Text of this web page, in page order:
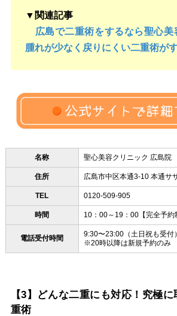
▼関連記事
広島で二重術をするなら聖心美
腫れが少なく戻りにくい二重術が
名称 聖心美容クリニック 広島院
住所 広島市中区本通3-10 本通サ
TEL 0120-509-905
時間 10：00～19：00【完全予約
電話受付時間
9:30〜23:00（土日祝も受付）
※20時以降は新規予約のみ
【3】どんな二重にも対応！究極
重術